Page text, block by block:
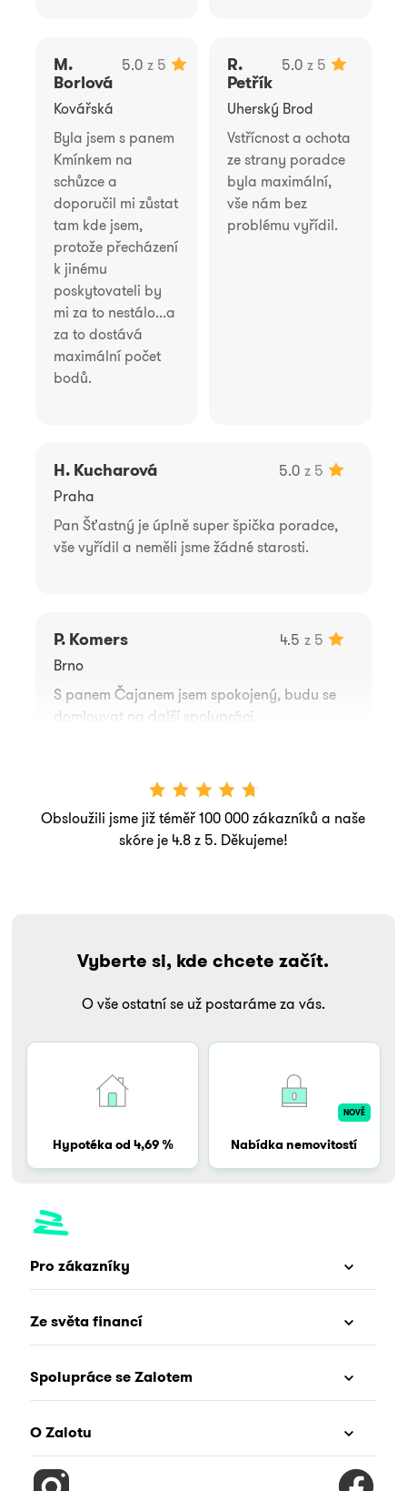
5.0 z 5
M.
Borlová
Kovářská
Byla jsem s panem
Kmínkem na
schůzce a
doporučil mi zůstat
tam kde jsem,
protože přecházení
k jinému
poskytovateli by
mi za to nestálo...a
za to dostává
maximální počet
bodů.
5.0 z 5
R.
Petřík
Uherský Brod
Vstřícnost a ochota
ze strany poradce
byla maximální,
vše nám bez
problému vyřídil.
5.0 z 5
H. Kucharová
Praha
Pan Šťastný je úplně super špička poradce,
vše vyřídil a neměli jsme žádné starosti.
4.5 z 5
P. Komers
Brno
S panem Čajanem jsem spokojený, budu se
domlouvat na další spolupráci.
Obsloužili jsme již téměř 100 000 zákazníků a naše
skóre je 4.8 z 5. Děkujeme!
Vyberte si, kde chcete začít.
O vše ostatní se už postaráme za vás.
Hypotéka od 4,69 % Nabídka nemovitostí
NOVĚ
Pro zákazníky
Ze světa financí
Spolupráce se Zalotem
O Zalotu